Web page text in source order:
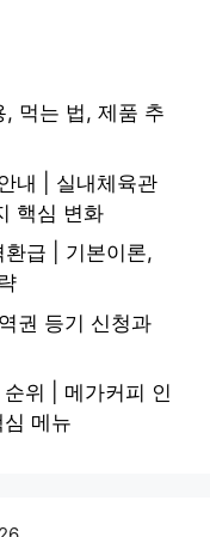
, 먹는 법, 제품 추
내 | 실내체육관
핵심 변화
급 | 기본이론,
권 등기 신청과
위 | 메가커피 인
메뉴